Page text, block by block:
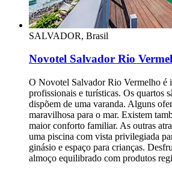
SALVADOR, Brasil
Novotel Salvador Rio
O Novotel Salvador Rio Vermelho é
profissionais e turísticas. Os quartos
dispõem de uma varanda. Alguns
maravilhosa para o mar. Existem
maior conforto familiar. As outras
uma piscina com vista privilegiada
ginásio e espaço para crianças.
almoço equilibrado com produtos